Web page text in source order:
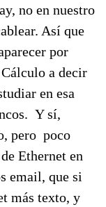
no en nuestro
Así que
por
a decir
en esa
Y sí,
pero poco
Ethernet en
email, que si
más texto, y